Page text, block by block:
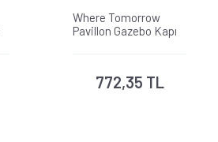
Where Tomorrow
Pavillon Gazebo Kapı
772,35 TL